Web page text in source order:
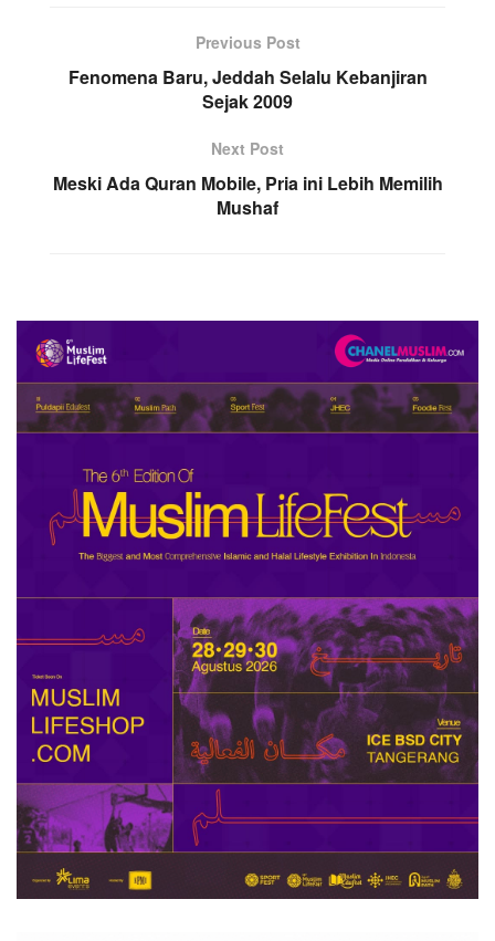
Previous Post
Fenomena Baru, Jeddah Selalu Kebanjiran
Sejak 2009
Next Post
Meski Ada Quran Mobile, Pria ini Lebih Memilih
Mushaf